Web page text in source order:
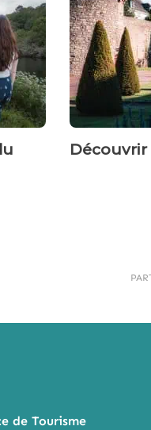
de Tourisme